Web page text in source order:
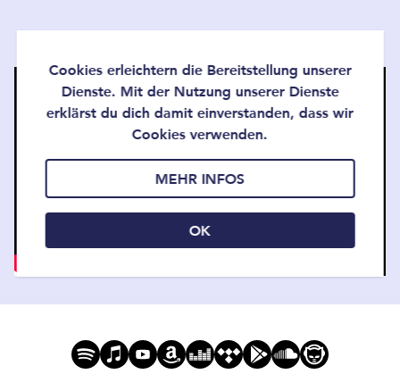
Cookies erleichtern die Bereitstellung unserer
Dienste. Mit der Nutzung unserer Dienste
erklärst du dich damit einverstanden, dass wir
Cookies verwenden.
MEHR INFOS
OK